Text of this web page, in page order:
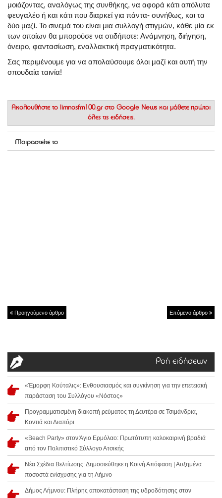
μοιάζοντας, αναλόγως της συνθήκης, να αφορά κάτι απόλυτα
φευγαλέο ή και κάτι που διαρκεί για πάντα- συνήθως, και τα
δύο μαζί. Το σινεμά του είναι μια συλλογή στιγμών, κάθε μία εκ
των οποίων θα μπορούσε να οτιδήποτε: Ανάμνηση, διήγηση,
όνειρο, φαντασίωση, εναλλακτική πραγματικότητα.
Σας περιμένουμε για να απολαύσουμε όλοι μαζί και αυτή την
σπουδαία ταινία!
Ακολουθήστε το limnosfm100.gr στο Google News και μάθετε πρώτοι
όλες τις ειδήσεις.
Μοιραστείτε το
Προηγούμενο άρθρο Επόμενο άρθρο
Ροή ειδήσεων
«Έμορφη Κούταλις»: Ενθουσιασμός και συγκίνηση για την επετειακή
παράσταση του Συλλόγου «Νόστος»
Προγραμματισμένη διακοπή ρεύματος τη Δευτέρα σε Τσιμάνδρια,
Κοντιά και Διαπόρι
«Beach Party» στον Άγιο Ερμόλαο: Πρωτότυπη καλοκαιρινή βραδιά
από τον Πολιτιστικό Σύλλογο Ατσικής
Νέα Σχέδια Βελτίωσης: Δημοσιεύθηκε η Κοινή Απόφαση | Αυξημένα
ποσοστά ενίσχυσης για τη Λήμνο
Δήμος Λήμνου: Πλήρης αποκατάσταση της υδροδότησης στον